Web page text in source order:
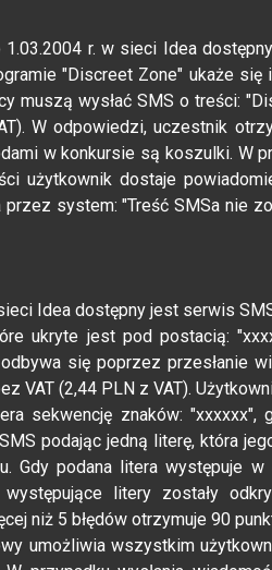
1.03.2004 r. w sieci Idea
"Discreet Zone" ukaże
muszą wysłać SMS o treści:
W odpowiedzi, uczestnik
w konkursie są koszulki. W
użytkownik dostaje
przez system: "Treść SMSa nie
Idea dostępny jest serwis
ukryte jest pod postacią:
się poprzez przesłanie
VAT (2,44 PLN z VAT).
sekwencję znaków:
podając jedną literę, która
Gdy podana litera występuje
litery zostały
niż 5 błędów otrzymuje 90
umożliwia wszystkim